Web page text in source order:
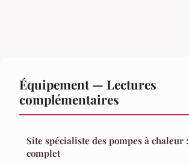
Équipement — Lectures
complémentaires
Site spécialiste des pompes à chaleur
complet